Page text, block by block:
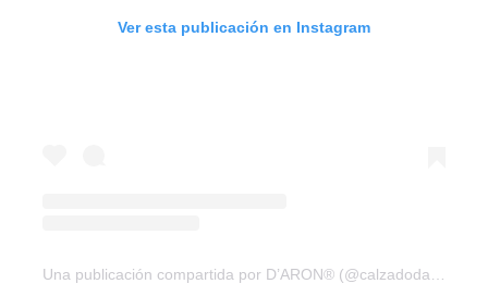
Ver esta publicación en Instagram